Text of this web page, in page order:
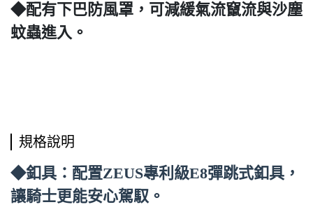
◆配有下巴防風罩，可減緩氣流竄流與沙塵
蚊蟲進入。
規格說明
◆釦具：配置ZEUS專利級E8彈跳式釦具，
讓騎士更能安心駕馭。